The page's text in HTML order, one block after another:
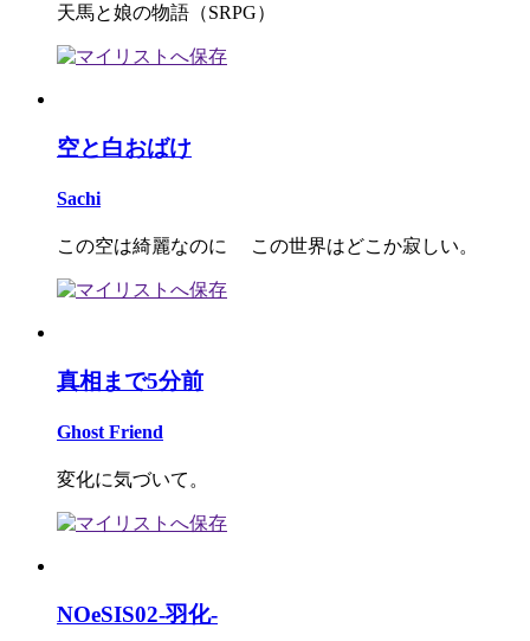
天馬と娘の物語（SRPG）
空と白おばけ
Sachi
この空は綺麗なのに この世界はどこか寂しい。
真相まで5分前
Ghost Friend
変化に気づいて。
NOeSIS02-羽化-